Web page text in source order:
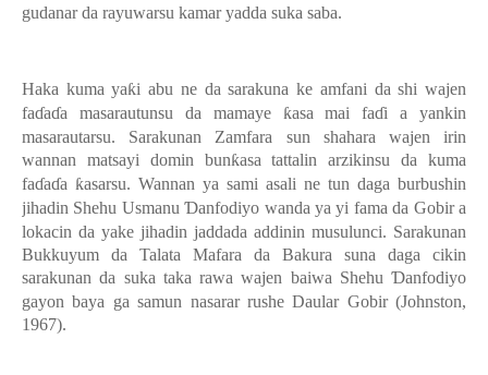
gudanar da rayuwarsu kamar yadda suka saba.
Haka kuma yaƙi abu ne da sarakuna ke amfani da shi wajen
faɗaɗa masarautunsu da mamaye ƙasa mai faɗi a yankin
masarautarsu. Sarakunan Zamfara sun shahara wajen irin
wannan matsayi domin bunƙasa tattalin arzikinsu da kuma
faɗaɗa ƙasarsu. Wannan ya sami asali ne tun daga burbushin
jihadin Shehu UsmanuƊanfodiyo wanda ya yi fama da Gobir a
lokacin da yake jihadin jaddada addinin musulunci. Sarakunan
Bukkuyum da Talata Mafara da Bakura suna daga cikin
sarakunan da suka taka rawa wajen baiwa Shehu Ɗanfodiyo
gayon baya ga samun nasarar rushe Daular Gobir (Johnston,
1967).